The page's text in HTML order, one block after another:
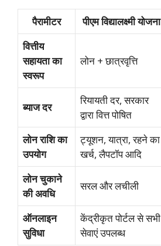
पैरामीटर पीएम विद्यालक्ष्मी योजना
वित्तीय
सहायता का
स्वरूप
लोन + छात्रवृत्ति
ब्याज दर
रियायती दर, सरकार
द्वारा वित्त पोषित
लोन राशि का
उपयोग
ट्यूशन, यात्रा, रहने का
खर्च, लैपटॉप आदि
लोन चुकाने
की अवधि
सरल और लचीली
ऑनलाइन
सुविधा
केंद्रीकृत पोर्टल से सभी
सेवाएं उपलब्ध